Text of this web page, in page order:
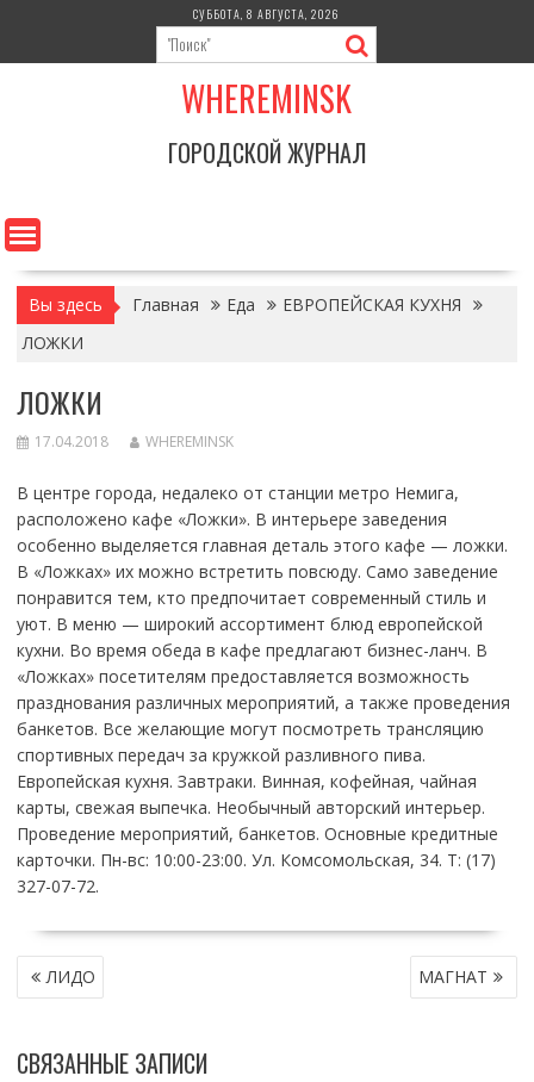
содержимому
СУББОТА, 8 АВГУСТА, 2026
WHEREMINSK
ГОРОДСКОЙ ЖУРНАЛ
Вы здесь Главная Еда
ЕВРОПЕЙСКАЯ КУХНЯ
ЛОЖКИ
ЛОЖКИ
17.04.2018 WHEREMINSK
В центре города, недалеко от станции метро Немига,
расположено кафе «Ложки». В интерьере заведения
особенно выделяется главная деталь этого кафе — ложки.
В «Ложках» их можно встретить повсюду. Само заведение
понравится тем, кто предпочитает современный стиль и
уют. В меню — широкий ассортимент блюд европейской
кухни. Во время обеда в кафе предлагают бизнес-ланч. В
«Ложках» посетителям предоставляется возможность
празднования различных мероприятий, а также проведения
банкетов. Все желающие могут посмотреть трансляцию
спортивных передач за кружкой разливного пива.
Европейская кухня. Завтраки. Винная, кофейная, чайная
карты, свежая выпечка. Необычный авторский интерьер.
Проведение мероприятий, банкетов. Основные кредитные
карточки. Пн-вс: 10:00-23:00. Ул. Комсомольская, 34. Т: (17)
327-07-72.
НАВИГАЦИЯ
ПО ЛИДО МАГНАТ
СВЯЗАННЫЕ ЗАПИСИ